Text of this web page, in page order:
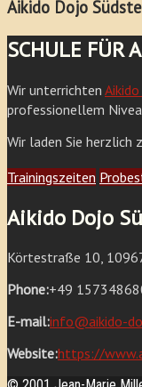
Aikido Dojo
SCHULE FÜR
Wir unterrichten
professionellem
Wir laden Sie herzlich
Trainingszeiten
Aikido Dojo
Körtestraße 10,
Phone:+49
E-mail:info@aikido-
Website:https://